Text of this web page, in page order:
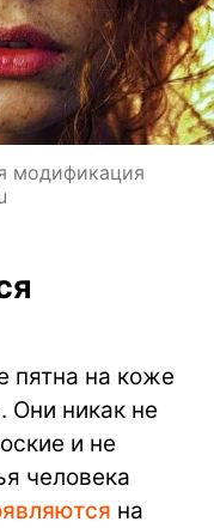
модификация
пятна на коже
Они никак не
и не
человека
на